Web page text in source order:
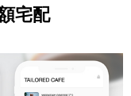
宅配